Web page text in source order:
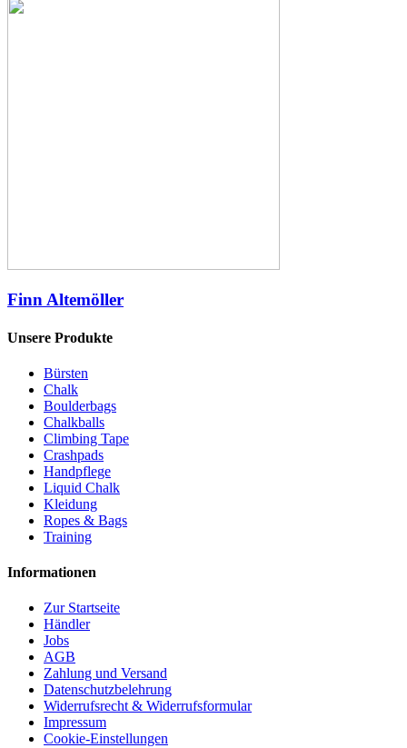
Finn Altemöller
Unsere Produkte
Bürsten
Chalk
Boulderbags
Chalkballs
Climbing Tape
Crashpads
Handpflege
Liquid Chalk
Kleidung
Ropes & Bags
Training
Informationen
Zur Startseite
Händler
Jobs
AGB
Zahlung und Versand
Datenschutzbelehrung
Widerrufsrecht & Widerrufsformular
Impressum
Cookie-Einstellungen